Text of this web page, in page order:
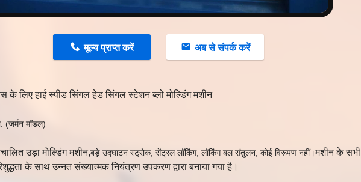
मूल्य प्राप्त करें अब से संपर्क करें
के लिए हाई स्पीड सिंगल हेड सिंगल स्टेशन ब्लो मोल्डिंग मशीन
(जर्मन मॉडल)
उड़ा मोल्डिंग मशीन,बड़े उद्घाटन स्ट्रोक, सेंट्रल लॉकिंग, लॉकिंग बल संतुलन, कोई विरूपण नहीं।मशीन के सभी
के साथ उन्नत संख्यात्मक नियंत्रण उपकरण द्वारा बनाया गया है।